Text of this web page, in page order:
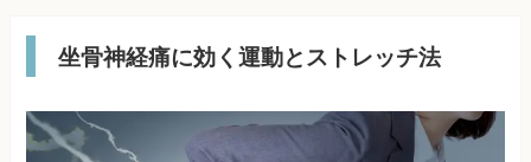
坐骨神経痛に効く運動とストレッチ法